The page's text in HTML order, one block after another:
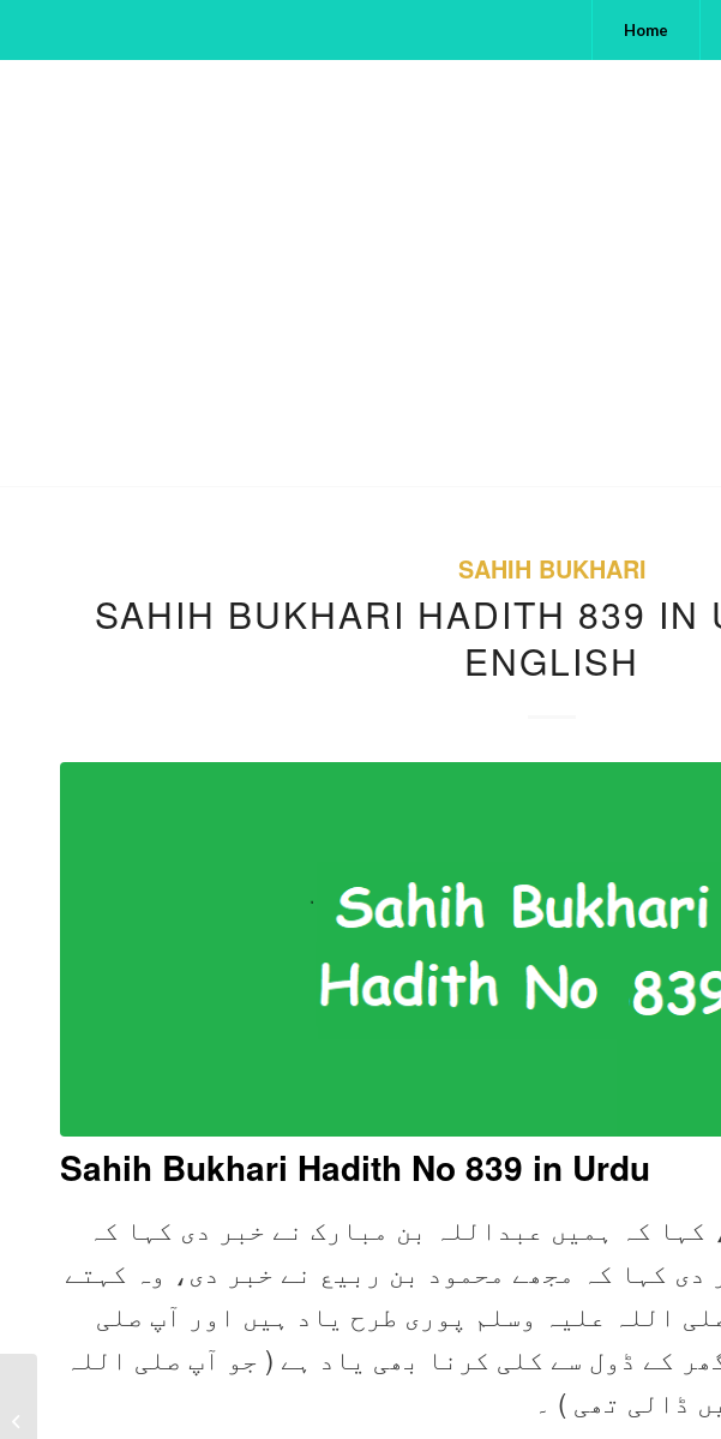
Home
SAHIH BUKHARI
SAHIH BUKHARI HADITH 839 IN
ENGLISH
Sahih Bukhari Hadith No 839 in Urdu
کہا کہ ہمیں عبداللہ بن مبارک نے خبر دی کہا کہ
دی کہا کہ مجھے محمود بن ربیع نے خبر دی، وہ کہتے
اللہ علیہ وسلم پوری طرح یاد ہیں اور آپ صلی
کے ڈول سے کلی کرنا بھی یاد ہے ( جو آپ صلی اللہ
ڈالی تھی ) ۔